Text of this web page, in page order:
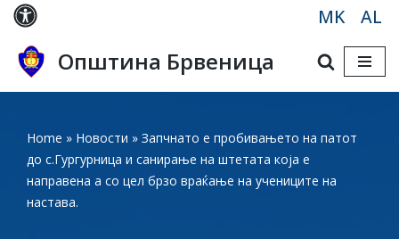
Skip
to
content
MK AL
Општина Брвеница
Home » Новости » Запчнато е пробивањето на патот
до с.Гургурница и санирање на штетата која е
направена а со цел брзо враќање на учениците на
настава.